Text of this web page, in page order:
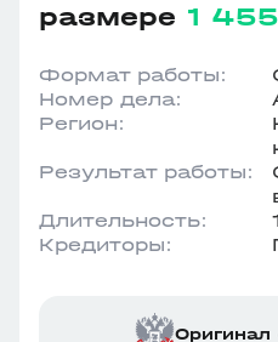
размере 1
Формат работы:
Номер дела:
Регион:
Результат работы:
Длительность:
Кредиторы:
Оригинал